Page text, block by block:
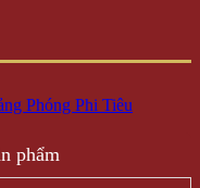
Phóng Phi Tiêu
phẩm